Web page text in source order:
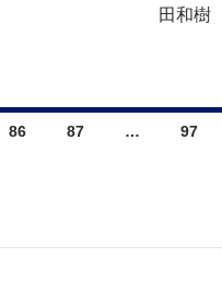
田和樹
86 87 … 97